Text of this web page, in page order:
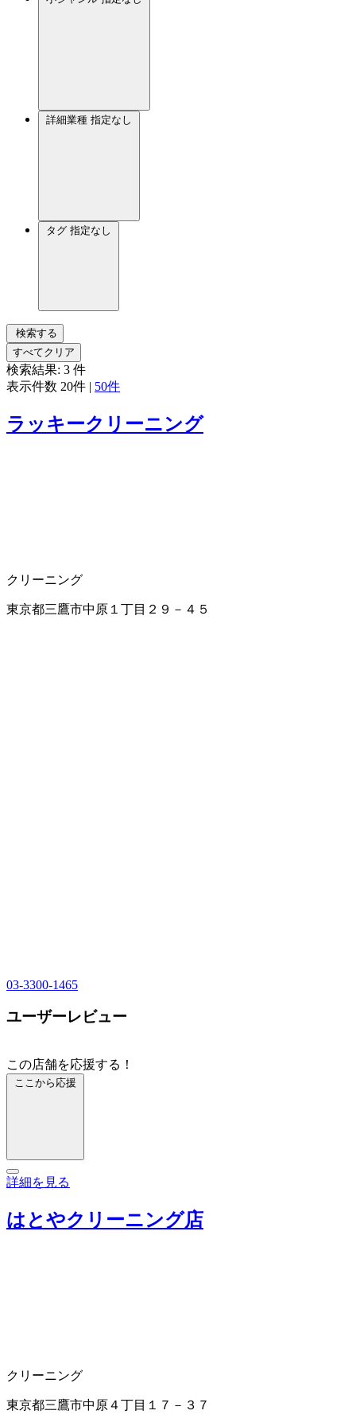
詳細業種 指定なし
タグ 指定なし
検索する
すべてクリア
検索結果: 3 件
表示件数 20件 | 50件
ラッキークリーニング
クリーニング
東京都三鷹市中原１丁目２９－４５
03-3300-1465
ユーザーレビュー
この店舗を応援する！
ここから応援
詳細を見る
はとやクリーニング店
クリーニング
東京都三鷹市中原４丁目１７－３７